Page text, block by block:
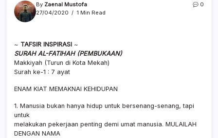
By Zaenal Mustofa
27/04/2020
1 Min Read
0
~ TAFSIR INSPIRASI ~
SURAH AL-FATIHAH (PEMBUKAAN)
Makkiyah (Turun di Kota Mekah)
Surah ke-1 : 7 ayat
ENAM KIAT MEMAKNAI KEHIDUPAN
1. Manusia bukan hanya hidup untuk bersenang-senang, tapi
untuk
melakukan pekerjaan penting demi umat manusia. MULAILAH
DENGAN NAMA